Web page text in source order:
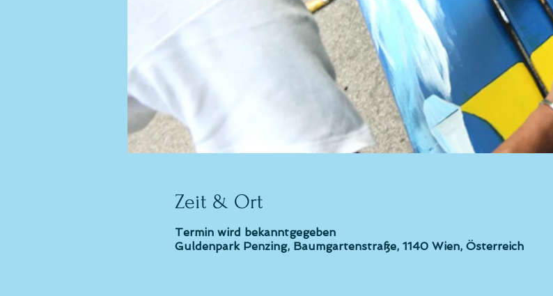
Zeit & Ort
Termin wird bekanntgegeben
Guldenpark Penzing, Baumgartenstraße, 1140 Wien, Österreich